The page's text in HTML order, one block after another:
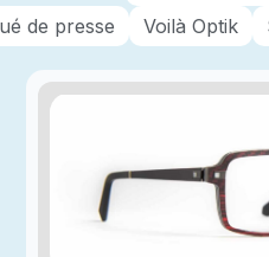
de presse Voilà Optik